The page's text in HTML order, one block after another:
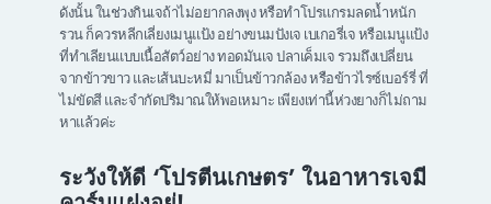
ดังนั้น ในช่วงกินเจถ้าไม่อยากลงพุง หรือทำโปรแกรมลดน้ำหนัก
รวน ก็ควรหลีกเลี่ยงเมนูแป้ง อย่างขนมปังเจ เบเกอรี่เจ หรือเมนูแป้ง
ที่ทำเลียนแบบเนื้อสัตว์อย่าง ทอดมันเจ ปลาเค็มเจ รวมถึงเปลี่ยน
จากข้าวขาว และเส้นบะหมี่ มาเป็นข้าวกล้อง หรือข้าวไรซ์เบอร์รี่ ที่
ไม่ขัดสี และจำกัดปริมาณให้พอเหมาะ เพียงเท่านี้ห่วงยางก็ไม่ถาม
หาแล้วค่ะ
ระวังให้ดี ‘โปรตีนเกษตร’ ในอาหารเจมี